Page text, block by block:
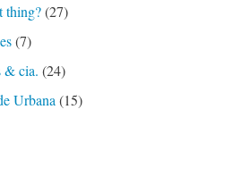
thing?(27)
(7)
& cia. (24)
Urbana (15)